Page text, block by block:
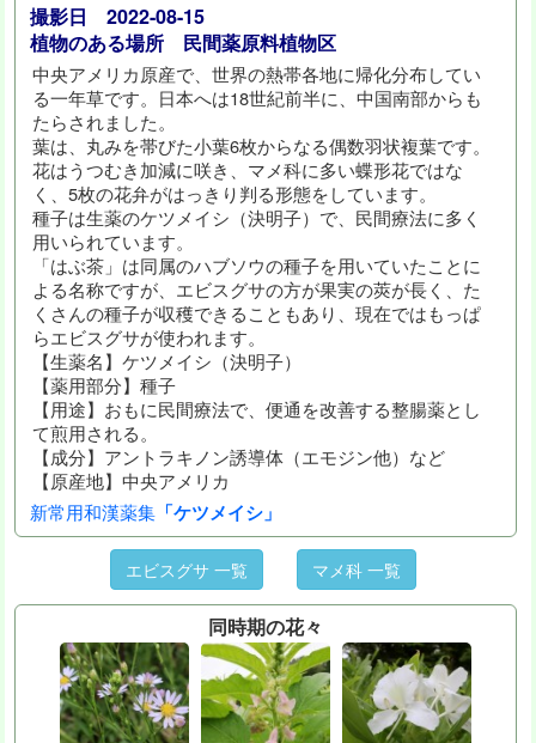
撮影日 2022-08-15
植物のある場所 民間薬原料植物区
中央アメリカ原産で、世界の熱帯各地に帰化分布してい
る一年草です。日本へは18世紀前半に、中国南部からも
たらされました。
葉は、丸みを帯びた小葉6枚からなる偶数羽状複葉です。
花はうつむき加減に咲き、マメ科に多い蝶形花ではな
く、5枚の花弁がはっきり判る形態をしています。
種子は生薬のケツメイシ（決明子）で、民間療法に多く
用いられています。
「はぶ茶」は同属のハブソウの種子を用いていたことに
よる名称ですが、エビスグサの方が果実の莢が長く、た
くさんの種子が収穫できることもあり、現在ではもっぱ
らエビスグサが使われます。
【生薬名】ケツメイシ（決明子）
【薬用部分】種子
【用途】おもに民間療法で、便通を改善する整腸薬とし
て煎用される。
【成分】アントラキノン誘導体（エモジン他）など
【原産地】中央アメリカ
新常用和漢薬集 「ケツメイシ」
エビスグサ 一覧 マメ科 一覧
同時期の花々